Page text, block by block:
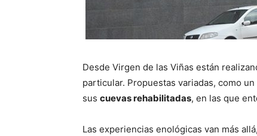
Desde Virgen de las Viñas están
particular. Propuestas variadas, como
sus cuevas rehabilitadas, en las que
Las experiencias enológicas van más